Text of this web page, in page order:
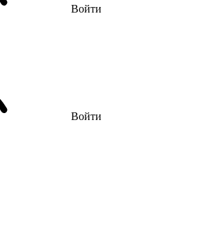
Войти
Войти